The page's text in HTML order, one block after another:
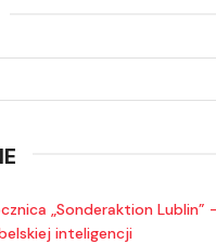
„Sonderaktion Lublin”
inteligencji